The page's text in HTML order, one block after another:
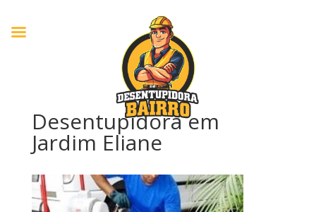
Desentupidora em
Jardim Eliane